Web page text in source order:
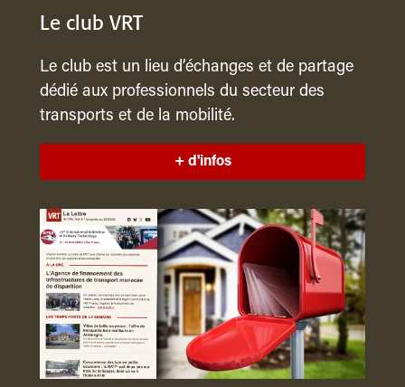
Le club VRT
Le club est un lieu d’échanges et de partage
dédié aux professionnels du secteur des
transports et de la mobilité.
+ d'infos